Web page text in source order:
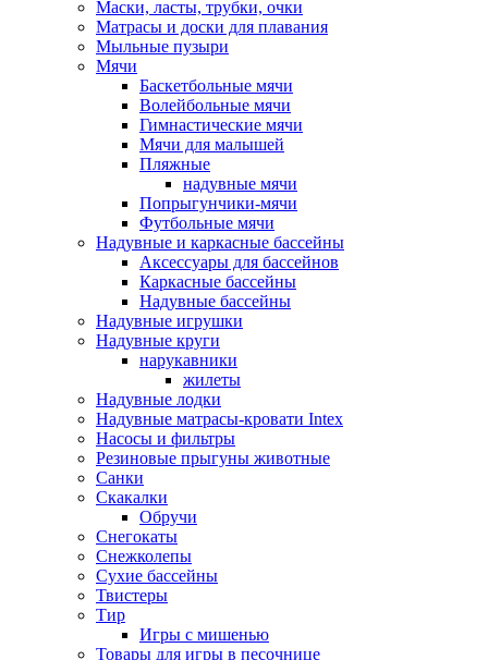
Маски, ласты, трубки, очки
Матрасы и доски для плавания
Мыльные пузыри
Мячи
Баскетбольные мячи
Волейбольные мячи
Гимнастические мячи
Мячи для малышей
Пляжные
надувные мячи
Попрыгунчики-мячи
Футбольные мячи
Надувные и каркасные бассейны
Аксессуары для бассейнов
Каркасные бассейны
Надувные бассейны
Надувные игрушки
Надувные круги
нарукавники
жилеты
Надувные лодки
Надувные матрасы-кровати Intex
Насосы и фильтры
Резиновые прыгуны животные
Санки
Скакалки
Обручи
Снегокаты
Снежколепы
Сухие бассейны
Твистеры
Тир
Игры с мишенью
Товары для игры в песочнице